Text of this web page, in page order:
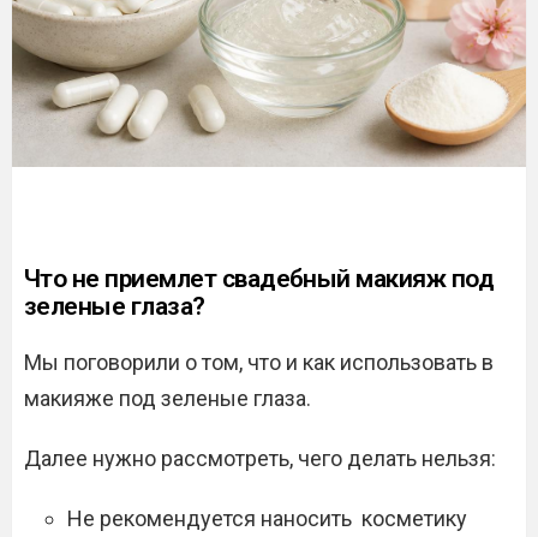
Что не приемлет свадебный макияж под
зеленые глаза?
Мы поговорили о том, что и как использовать в
макияже под зеленые глаза.
Далее нужно рассмотреть, чего делать нельзя:
Не рекомендуется наносить косметику